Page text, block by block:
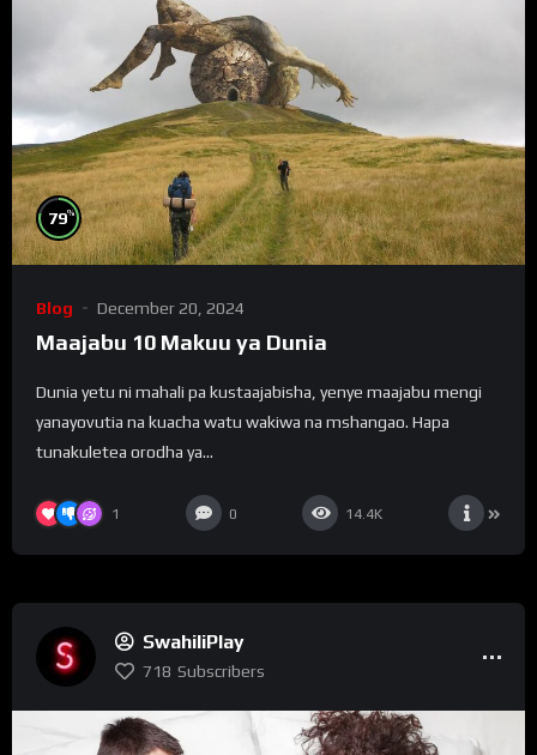
79%
Blog December 20, 2024
Maajabu 10 Makuu ya Dunia
Dunia yetu ni mahali pa kustaajabisha, yenye maajabu mengi
yanayovutia na kuacha watu wakiwa na mshangao. Hapa
tunakuletea orodha ya...
1 0 14.4K
SwahiliPlay
718 Subscribers